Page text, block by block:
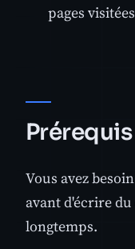
pages
Prérequis
Vous avez
avant d'écrire
longtemps.